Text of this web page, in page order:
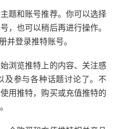
题和账号推荐。你可以选择
，也可以稍后再进行操作。
并登录推特账号。
浏览推特上的内容、关注感
及参与各种话题讨论了。不
用推特，购买或充值推特的